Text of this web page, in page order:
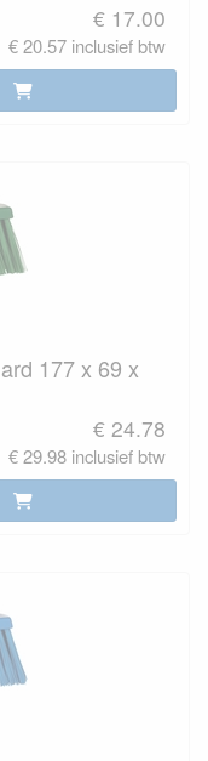
€ 17.00
€ 20.57 inclusief btw
177 x 69 x
€ 24.78
€ 29.98 inclusief btw